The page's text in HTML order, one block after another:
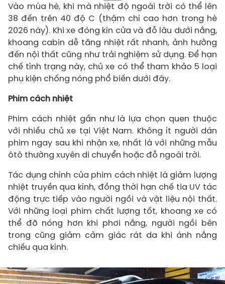
Vào mùa hè, khi mà nhiệt độ ngoài trời có thể lên
38 đến trên 40 độ C (thậm chí cao hơn trong hè
2026 này). Khi xe đóng kín cửa và đỗ lâu dưới nắng,
khoang cabin dễ tăng nhiệt rất nhanh, ảnh hưởng
đến nội thất cũng như trải nghiệm sử dụng. Để hạn
chế tình trạng này, chủ xe có thể tham khảo 5 loại
phụ kiện chống nóng phổ biến dưới đây.
Phim cách nhiệt
Phim cách nhiệt gần như là lựa chọn quen thuộc
với nhiều chủ xe tại Việt Nam. Không ít người dán
phim ngay sau khi nhận xe, nhất là với những mẫu
ôtô thường xuyên di chuyển hoặc đỗ ngoài trời.
Tác dụng chính của phim cách nhiệt là giảm lượng
nhiệt truyền qua kính, đồng thời hạn chế tia UV tác
động trực tiếp vào người ngồi và vật liệu nội thất.
Với những loại phim chất lượng tốt, khoang xe có
thể đỡ nóng hơn khi phơi nắng, người ngồi bên
trong cũng giảm cảm giác rát da khi ánh nắng
chiếu qua kính.